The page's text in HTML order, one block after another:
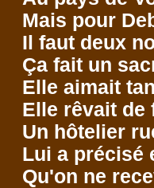
Mais pour
Il faut deux
Ça fait un
Elle aimait
Elle rêvait de
Un hôtelier
Lui a précisé
Qu'on ne